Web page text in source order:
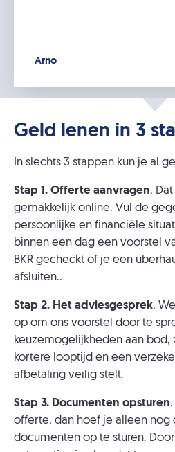
Arno
Geld lenen in 3
In slechts 3 stappen kun je al
Stap 1. Offerte aanvragen.
gemakkelijk online. Vul de
persoonlijke en financiële
binnen een dag een voorstel
BKR gecheckt of je een
afsluiten..
Stap 2. Het adviesgesprek.
op om ons voorstel door te
keuzemogelijkheden aan bod,
kortere looptijd en een
afbetaling veilig stelt.
Stap 3. Documenten opsturen
offerte, dan hoef je alleen nog
documenten op te sturen.